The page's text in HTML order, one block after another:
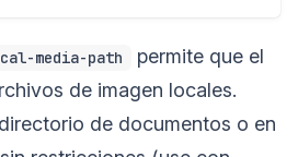
media-path
permite que el
de imagen locales.
de documentos o en